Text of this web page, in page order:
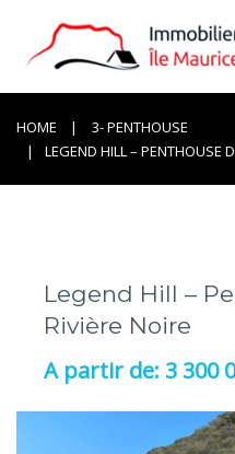
HOME
3- PENTHOUSE
LEGEND HILL – PENTHOUSE
Legend Hill –
Rivière Noire
3 300